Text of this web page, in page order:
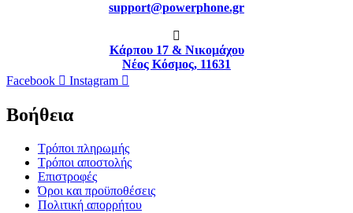
support@powerphone.gr
Κάρπου 17 & Νικομάχου
Νέος Κόσμος, 11631
Facebook
Instagram
Βοήθεια
Τρόποι πληρωμής
Τρόποι αποστολής
Επιστροφές
Όροι και προϋποθέσεις
Πολιτική απορρήτου